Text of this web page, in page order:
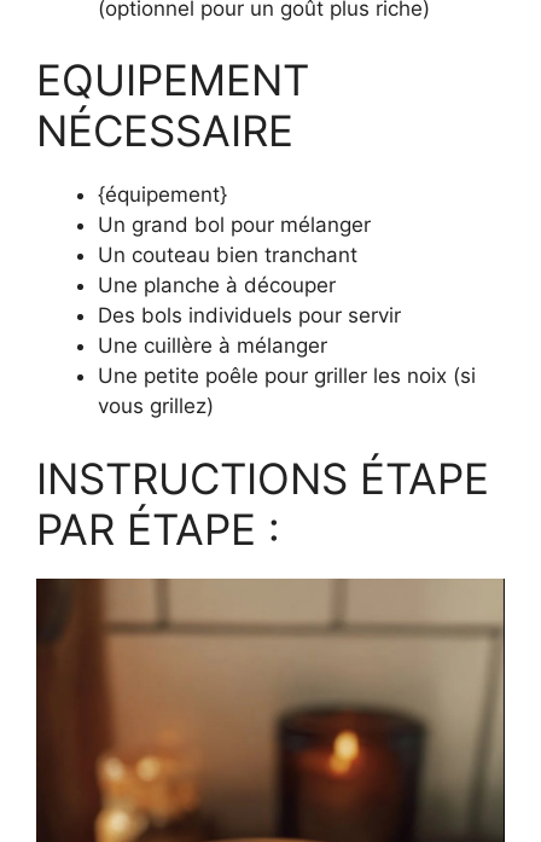
(optionnel pour un goût plus riche)
EQUIPEMENT
NÉCESSAIRE
{équipement}
Un grand bol pour mélanger
Un couteau bien tranchant
Une planche à découper
Des bols individuels pour servir
Une cuillère à mélanger
Une petite poêle pour griller les noix (si
vous grillez)
INSTRUCTIONS ÉTAPE
PAR ÉTAPE :